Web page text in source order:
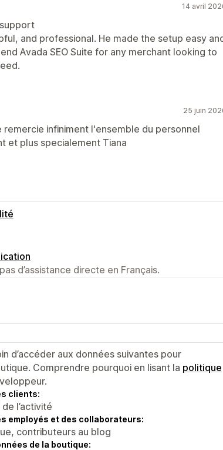
14 avril
and professional. He made the setup easy
Avada SEO Suite for any merchant looking to
25 juin
infiniment l'ensemble du personnel
et plus specialement Tiana
d’assistance directe en Français.
d’accéder aux données suivantes pour
Comprendre pourquoi en lisant la politique
clients:
l’activité
employés et des collaborateurs:
contributeurs au blog
de la boutique: